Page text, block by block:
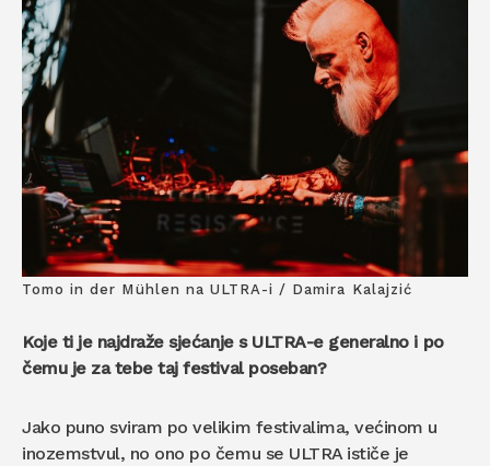
Tomo in der Mühlen na ULTRA-i / Damira Kalajzić
Koje ti je najdraže sjećanje s ULTRA-e generalno i po
čemu je za tebe taj festival poseban?
Jako puno sviram po velikim festivalima, većinom u
inozemstvul, no ono po čemu se ULTRA ističe je